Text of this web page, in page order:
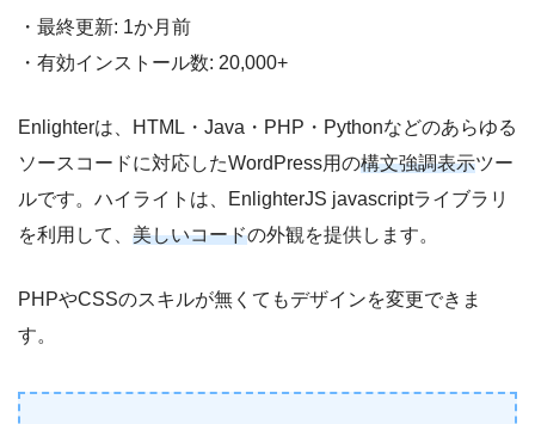
・最終更新: 1か月前
・有効インストール数: 20,000+
Enlighterは、HTML・Java・PHP・Pythonなどのあらゆる
ソースコードに対応したWordPress用の構文強調表示ツー
ルです。ハイライトは、EnlighterJS javascriptライブラリ
を利用して、 美しいコードの外観を提供します。
PHPやCSSのスキルが無くてもデザインを変更できま
す。